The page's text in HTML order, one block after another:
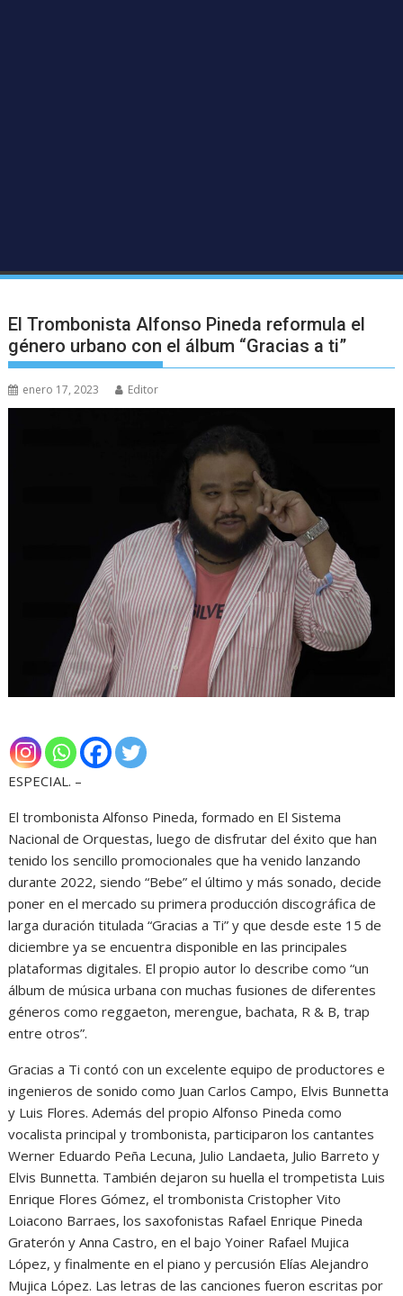
El Trombonista Alfonso Pineda reformula el
género urbano con el álbum “Gracias a ti”
enero 17, 2023 Editor
ESPECIAL. –
El trombonista Alfonso Pineda, formado en El Sistema
Nacional de Orquestas, luego de disfrutar del éxito que han
tenido los sencillo promocionales que ha venido lanzando
durante 2022, siendo “Bebe” el último y más sonado, decide
poner en el mercado su primera producción discográfica de
larga duración titulada “Gracias a Ti” y que desde este 15 de
diciembre ya se encuentra disponible en las principales
plataformas digitales. El propio autor lo describe como “un
álbum de música urbana con muchas fusiones de diferentes
géneros como reggaeton, merengue, bachata, R & B, trap
entre otros”.
Gracias a Ti contó con un excelente equipo de productores e
ingenieros de sonido como Juan Carlos Campo, Elvis Bunnetta
y Luis Flores. Además del propio Alfonso Pineda como
vocalista principal y trombonista, participaron los cantantes
Werner Eduardo Peña Lecuna, Julio Landaeta, Julio Barreto y
Elvis Bunnetta. También dejaron su huella el trompetista Luis
Enrique Flores Gómez, el trombonista Cristopher Vito
Loiacono Barraes, los saxofonistas Rafael Enrique Pineda
Graterón y Anna Castro, en el bajo Yoiner Rafael Mujica
López, y finalmente en el piano y percusión Elías Alejandro
Mujica López. Las letras de las canciones fueron escritas por